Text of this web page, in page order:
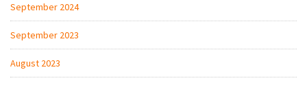
September 2024
September 2023
August 2023